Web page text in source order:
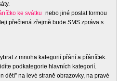
ke svátku nebo jiné poslat formou
přečtená zřejmě bude SMS zpráva s
z mnoha kategorií přání a přáníček.
podkategorie hlavních kategorií.
dětí” na levé straně obrazovky, na pravé